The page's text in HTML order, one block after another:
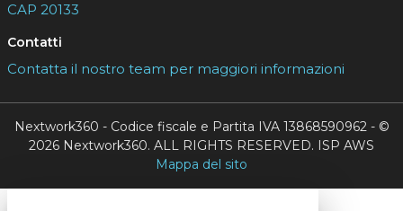
CAP 20133
Contatti
Contatta il nostro team per maggiori informazioni
Nextwork360 - Codice fiscale e Partita IVA 13868590962 - ©
2026 Nextwork360. ALL RIGHTS RESERVED. ISP AWS
Mappa del sito